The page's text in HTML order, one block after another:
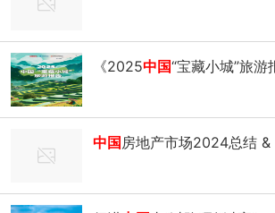
《2025中国“宝藏小城”旅
中国 房地产市场2024总结